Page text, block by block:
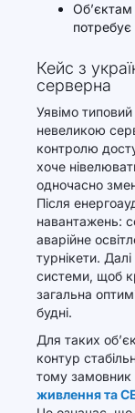
потребує
Кейс з
серверна
Уявімо типовий
невеликою
контролю
хоче
одночасно
Після
навантажень:
аварійне
турнікети.
системи, щоб
загальна
будні.
Для таких
контур
тому замовник
живлення та